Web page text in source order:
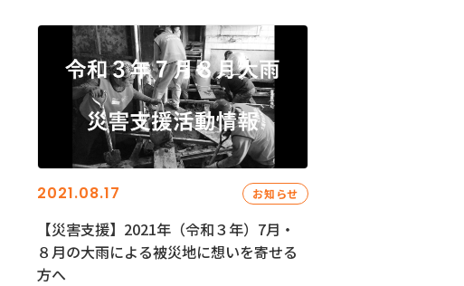
2021.08.17 お知らせ
【災害支援】2021年（令和３年）7月・
８月の大雨による被災地に想いを寄せる
方へ